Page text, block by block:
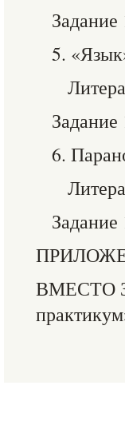
Задание
5.
Задание
6.
Задание
ВМЕСТО